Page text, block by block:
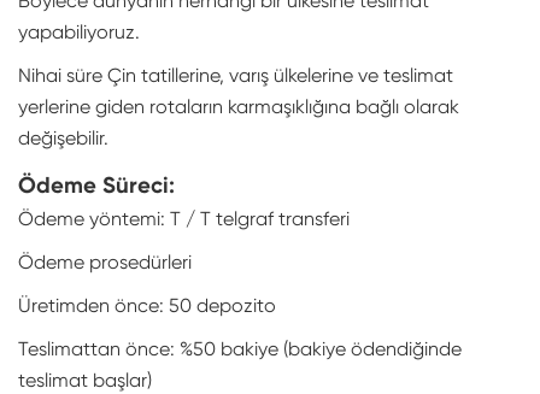
yapabiliyoruz.
Nihai süre Çin tatillerine, varış ülkelerine ve teslimat
yerlerine giden rotaların karmaşıklığına bağlı olarak
değişebilir.
Ödeme Süreci:
Ödeme yöntemi: T / T telgraf transferi
Ödeme prosedürleri
Üretimden önce: 50 depozito
Teslimattan önce: %50 bakiye (bakiye ödendiğinde
teslimat başlar)